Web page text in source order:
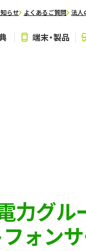
らせ よくあるご質問 法人
端末・製品
力グル
ォン